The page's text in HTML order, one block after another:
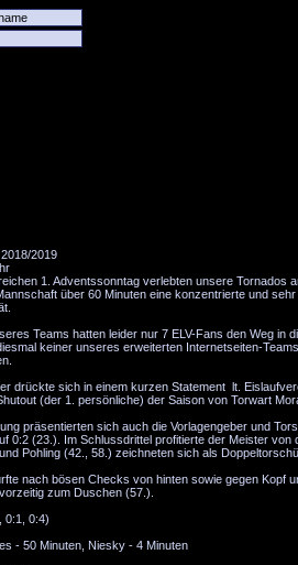
2019
1. Adventssonntag verlebten unsere Tornados
über 60 Minuten eine konzentrierte und
Teams hatten leider nur 7 ELV-Fans den Weg
keiner unseres erweiterten Internetseiten-
drückte sich in einem kurzen Statement lt.
(der 1. persönliche) der Saison von Torwart
präsentierten sich auch die Vorlagengeber und
0:2 (23.). Im Schlussdrittel profitierte der Meister
Pohling (42., 58.) zeichneten sich als
nach bösen Checks von hinten sowie gegen Kopf
zum Duschen (57.).
0:1, 0:4)
- 50 Minuten, Niesky - 4 Minuten